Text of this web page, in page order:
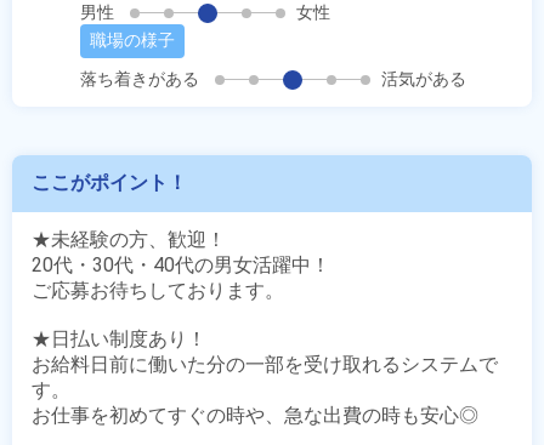
男性
女性
職場の様子
落ち着きがある
活気がある
ここがポイント！
★未経験の方、歓迎！
20代・30代・40代の男女活躍中！
ご応募お待ちしております。
★日払い制度あり！
お給料日前に働いた分の一部を受け取れるシステムで
す。
お仕事を初めてすぐの時や、急な出費の時も安心◎